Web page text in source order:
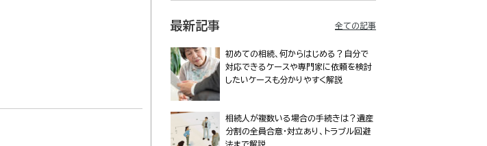
最新記事 全ての記事
初めての相続、何からはじめる？自分で
対応できるケースや専門家に依頼を検討
したいケースも分かりやすく解説
相続人が複数いる場合の手続きは？遺産
分割の全員合意・対立あり、トラブル回避
法まで解説